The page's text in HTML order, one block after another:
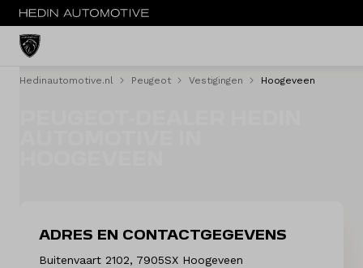
MENU
Hedinautomotive.nl Peugeot Vestigingen Hoogeveen
ADRES EN CONTACTGEGEVENS
Buitenvaart 2102, 7905SX Hoogeveen